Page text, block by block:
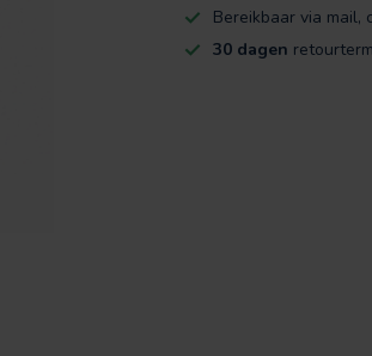
Bereikbaar via mail,
30 dagen